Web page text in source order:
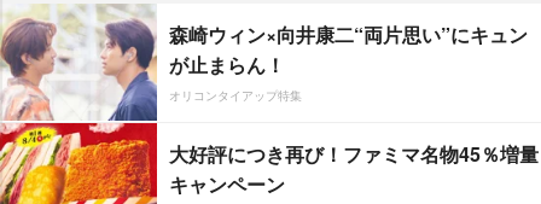
森崎ウィン×向井康二“両片思い”にキュン
が止まらん！
オリコンタイアップ特集
大好評につき再び！ファミマ名物45％増量
キャンペーン